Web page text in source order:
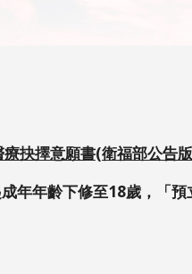
抉擇意願書(衛福部公告
年年齡下修至18歲，「